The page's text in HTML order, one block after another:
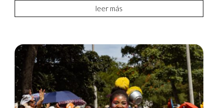
leer más